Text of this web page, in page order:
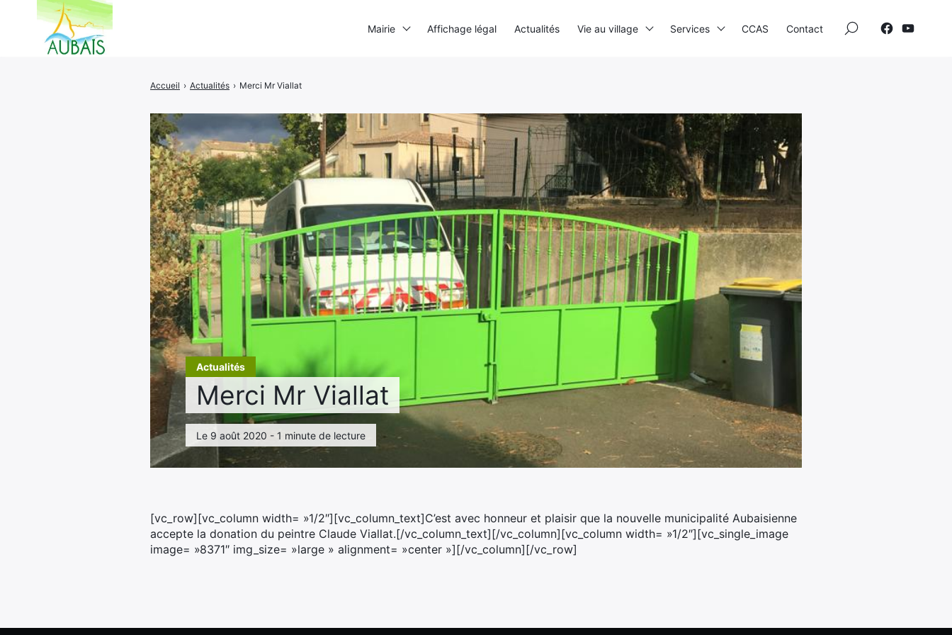
Actualités
Merci Mr Viallat
Le 9 août 2020 - 1 minute de lecture
Accueil › Actualités › Merci Mr Viallat
[vc_row][vc_column width= »1/2″][vc_column_text]C’est avec honneur et plaisir que la nouvelle municipalité Aubaisienne
accepte la donation du peintre Claude Viallat.[/vc_column_text][/vc_column][vc_column width= »1/2″][vc_single_image
image= »8371″ img_size= »large » alignment= »center »][/vc_column][/vc_row]
Mairie Affichage légal Actualités Vie au village Services
Elections
Etat Civil
Autres Démarches
CCAS Contact Facebook
Youtube
×
Rechercher